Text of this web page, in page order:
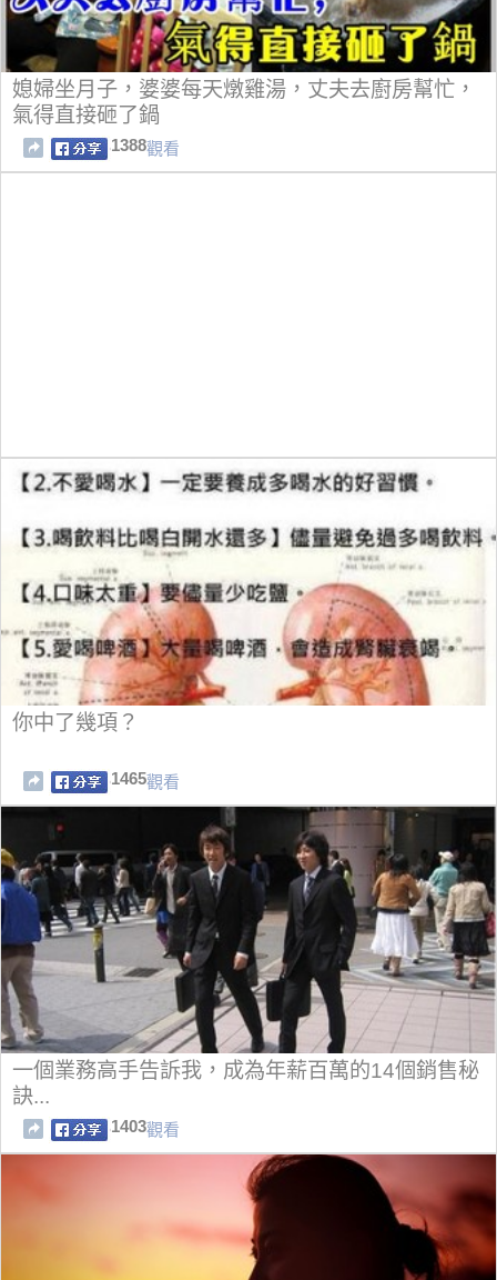
媳婦坐月子，婆婆每天燉雞湯，丈夫去廚房幫忙，
氣得直接砸了鍋
1388觀看
你中了幾項？
1465觀看
一個業務高手告訴我，成為年薪百萬的14個銷售秘
訣...
1403觀看